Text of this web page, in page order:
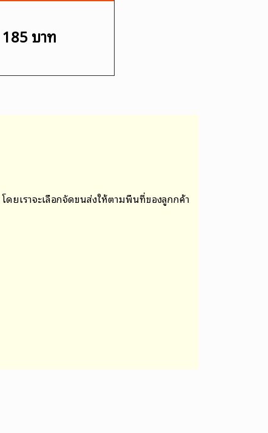
185 บาท
โดยเราจะเลือกจัดขนส่งให้ตามพื้นที่ของลูกกค้า